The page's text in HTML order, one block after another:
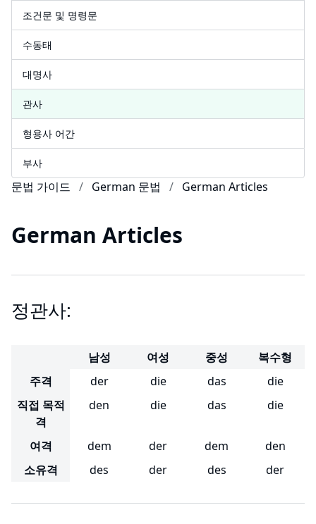
문법 가이드 German 문법 German Articles
German Articles
정관사:
남성 여성 중성
복수형
주격
der die das
die
직접 목적
격
den die das die
여격 dem der dem
den
소유격
des der des der
조건문 및 명령문
수동태
대명사
관사
형용사 어간
부사